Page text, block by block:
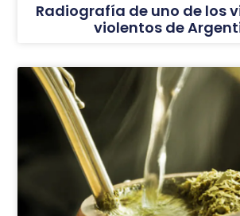
Radiografía de uno de los
violentos de